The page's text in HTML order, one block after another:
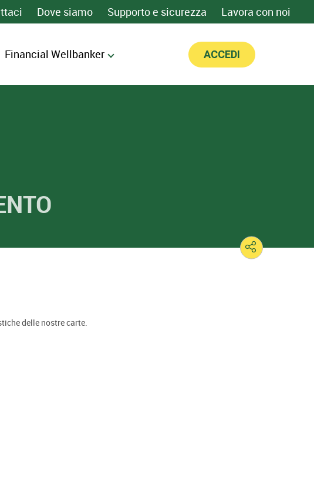
Dove siamo Supporto e sicurezza Lavora con noi
Financial Wellbanker ACCEDI
delle nostre carte.